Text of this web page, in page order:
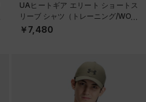
UAヒートギア エリート ショートス
リーブ シャツ（トレーニング/WOM
EN）
￥7,480